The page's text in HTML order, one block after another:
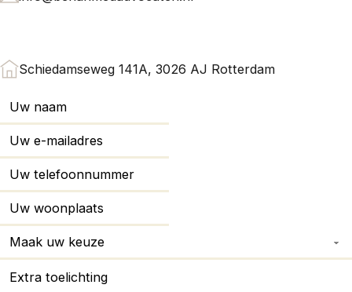
Schiedamseweg 141A, 3026 AJ Rotterdam